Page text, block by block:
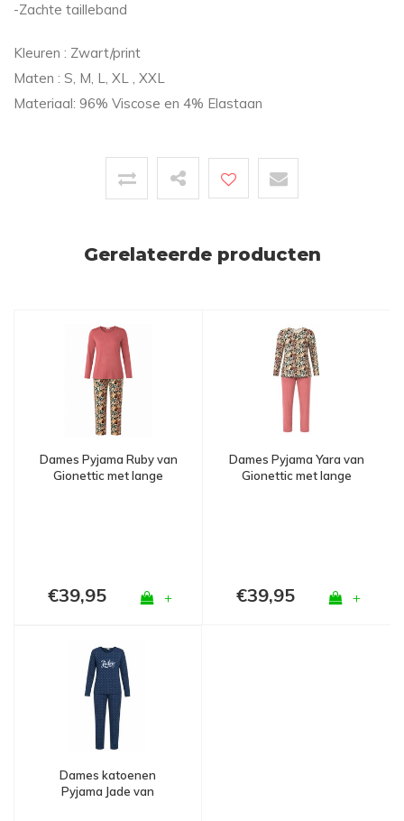
-Zachte tailleband
Kleuren : Zwart/print
Maten : S, M, L, XL , XXL
Materiaal: 96% Viscose en 4% Elastaan
Gerelateerde producten
Dames Pyjama Ruby van
Gionettic met lange
€39,95 +
Dames Pyjama Yara van
Gionettic met lange
€39,95 +
Dames katoenen
Pyjama Jade van